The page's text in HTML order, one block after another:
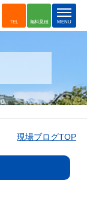
無料見積
TEL
t
o
n
a
g
a
i
MENU
現場ブログTOP